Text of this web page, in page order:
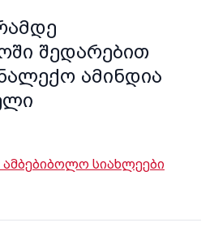
შედარებით
ამინდია
ბოლო სიახლეები